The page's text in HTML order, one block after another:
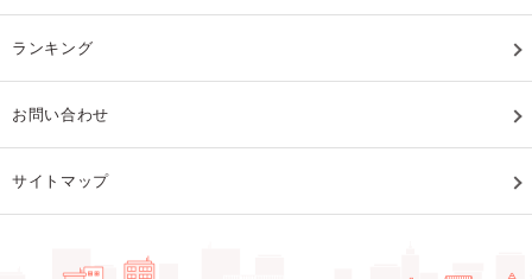
ランキング
お問い合わせ
サイトマップ